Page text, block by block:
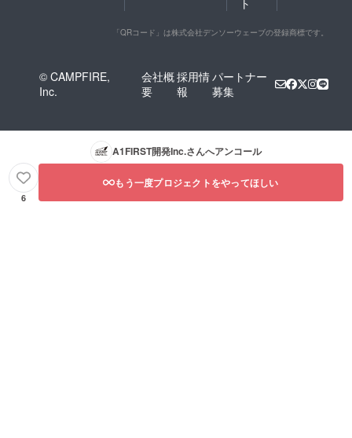
「QRコード」は株式会社デンソーウェーブの登録商標です。
© CAMPFIRE,
Inc.
会社概
要
採用情
報
パートナー
募集
A1FIRST開発Inc.さんへアンコール
6
もう一度プロジェクトをやってほしい